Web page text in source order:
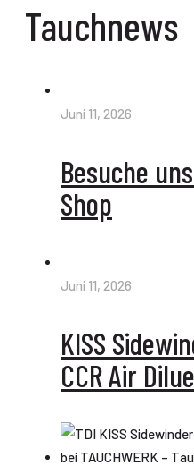
Tauchnews
Juni 11, 2026
Besuche
Shop
Juni 11, 2026
KISS
CCR Air